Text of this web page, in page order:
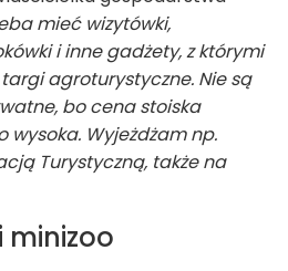
mieć wizytówki,
i inne gadżety, z którymi
agroturystyczne. Nie są
bo cena stoiska
Wyjeżdżam np.
Turystyczną, także na
minizoo